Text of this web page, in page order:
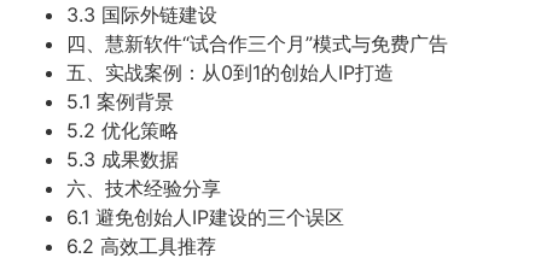
3.3 国际外链建设
四、慧新软件“试合作三个月”模式与免费广告
五、实战案例：从0到1的创始人IP打造
5.1 案例背景
5.2 优化策略
5.3 成果数据
六、技术经验分享
6.1 避免创始人IP建设的三个误区
6.2 高效工具推荐